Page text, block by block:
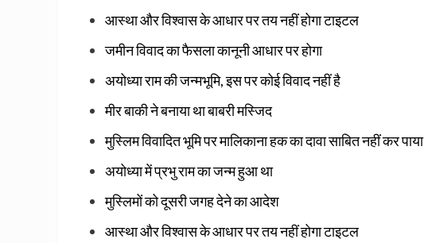
आस्‍था और विश्‍वास के आधार पर तय नहीं होगा टाइटल
जमीन विवाद का फैसला कानूनी आधार पर होगा
अयोध्‍या राम की जन्‍मभूमि, इस पर कोई विवाद नहीं है
मीर बाकी ने बनाया था बाबरी मस्‍जिद
मुस्‍लिम विवादित भूमि पर मालिकाना हक का दावा साबित नहीं कर पाया
अयोध्‍या में प्रभु राम का जन्‍म हुआ था
मुस्‍लिमों को दूसरी जगह देने का आदेश
आस्‍था और विश्‍वास के आधार पर तय नहीं होगा टाइटल